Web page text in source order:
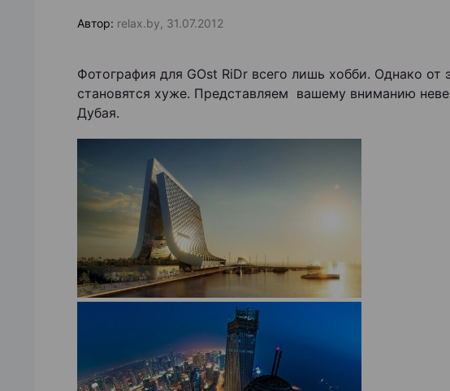
Автор: relax.by, 31.07.2012
Фотография для GOst RiDr всего лишь хобби. Однако от
становятся хуже. Представляем вашему вниманию
Дубая.